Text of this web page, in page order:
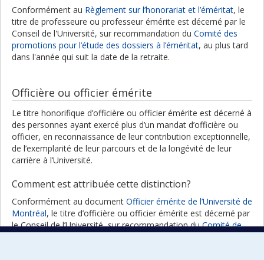
Conformément au Règlement sur l’honorariat et l’éméritat, le
titre de professeure ou professeur émérite est décerné par le
Conseil de l'Université, sur recommandation du Comité des
promotions pour l’étude des dossiers à l’éméritat, au plus tard
dans l'année qui suit la date de la retraite.
Officière ou officier émérite
Le titre honorifique d’officière ou officier émérite est décerné à
des personnes ayant exercé plus d’un mandat d’officière ou
officier, en reconnaissance de leur contribution exceptionnelle,
de l’exemplarité de leur parcours et de la longévité de leur
carrière à l’Université.
Comment est attribuée cette distinction?
Conformément au document Officier émérite de l’Université de
Montréal, le titre d’officière ou officier émérite est décerné par
le Conseil de l’Université, sur recommandation duComité de